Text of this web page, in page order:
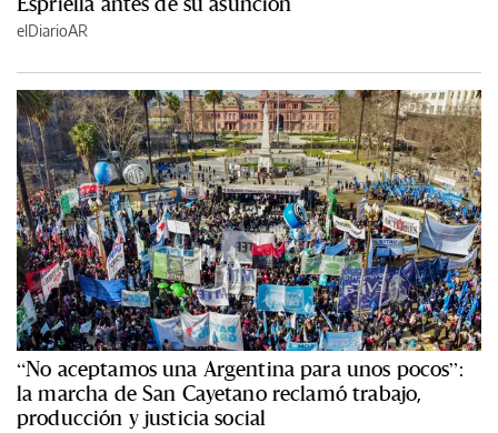
elDiarioAR
“No aceptamos una Argentina para unos pocos”:
la marcha de San Cayetano reclamó trabajo,
producción y justicia social